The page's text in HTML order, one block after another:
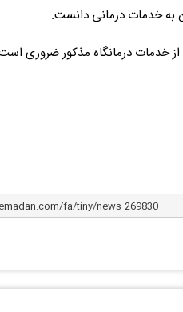
به خدمات درمانی دانست.
خدمات درمانگاه مذکور ضروری